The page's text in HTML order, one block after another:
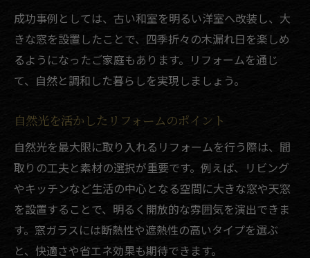
リフォームで得る心地よい木漏れ日の暮ら
大分県で参考になるリフォーム成功例
光の取り入れ方が変わるリフォームの極意
リフォームで光を取り入れる工夫を解説
木漏れ日を活かすリフォーム設計の考え方
自然光が映える間取りリフォームの秘訣
大分県で実践したいリフォームの光活用術
リフォームで変わる暮らしの明るさの秘訣
成功事例としては、古い和室を明るい洋室へ改装し、大
きな窓を設置したことで、四季折々の木漏れ日を楽しめ
るようになったご家庭もあります。リフォームを通じ
て、自然と調和した暮らしを実現しましょう。
自然光を活かしたリフォームのポイント
自然光を最大限に取り入れるリフォームを行う際は、間
取りの工夫と素材の選択が重要です。例えば、リビング
やキッチンなど生活の中心となる空間に大きな窓や天窓
を設置することで、明るく開放的な雰囲気を演出できま
す。窓ガラスには断熱性や遮熱性の高いタイプを選ぶ
と、快適さや省エネ効果も期待できます。